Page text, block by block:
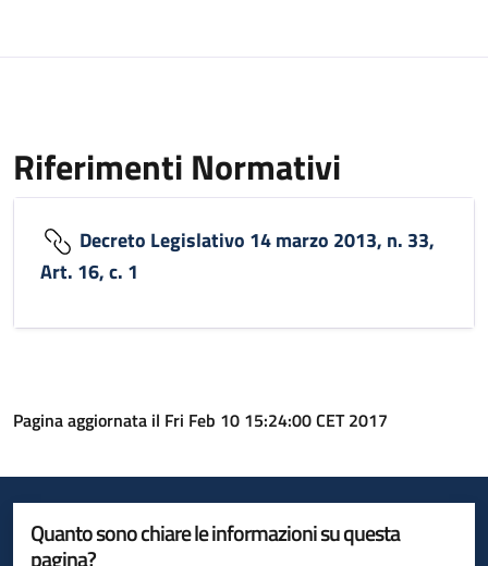
Riferimenti Normativi
Decreto Legislativo 14 marzo 2013, n. 33,
Art. 16, c. 1
Pagina aggiornata il Fri Feb 10 15:24:00 CET 2017
Quanto sono chiare le informazioni su questa
pagina?